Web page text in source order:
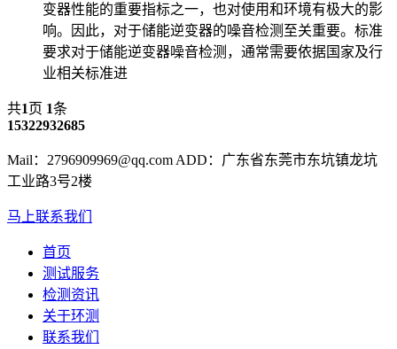
变器性能的重要指标之一，也对使用和环境有极大的影
响。因此，对于储能逆变器的噪音检测至关重要。标准
要求对于储能逆变器噪音检测，通常需要依据国家及行
业相关标准进
共1页 1条
15322932685
Mail：2796909969@qq.com ADD：广东省东莞市东坑镇龙坑
工业路3号2楼
马上联系我们
首页
测试服务
检测资讯
关于环测
联系我们